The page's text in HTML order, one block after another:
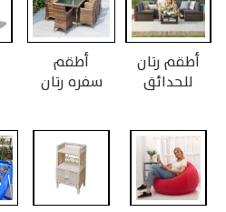
أطقم رتان
للحدائق
أطقم
سفره رتان